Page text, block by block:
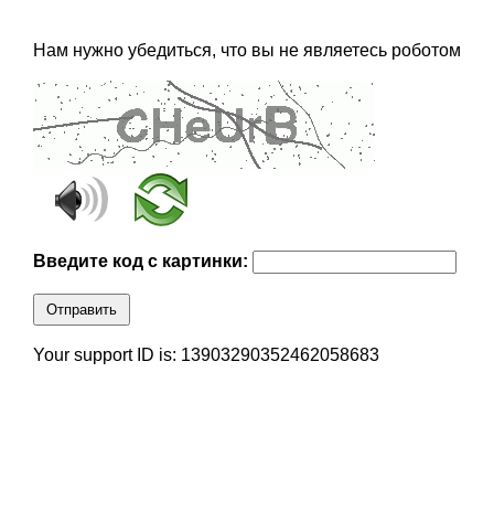
Нам нужно убедиться, что вы не являетесь роботом
Введите код с картинки:
Отправить
Your support ID is: 13903290352462058683